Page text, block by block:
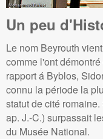
Un peu
Le nom Beyrouth
comme l'ont
rapport á Byblos,
connu la période la
statut de cité
ap. J.-C.) surpassait
du Musée National.